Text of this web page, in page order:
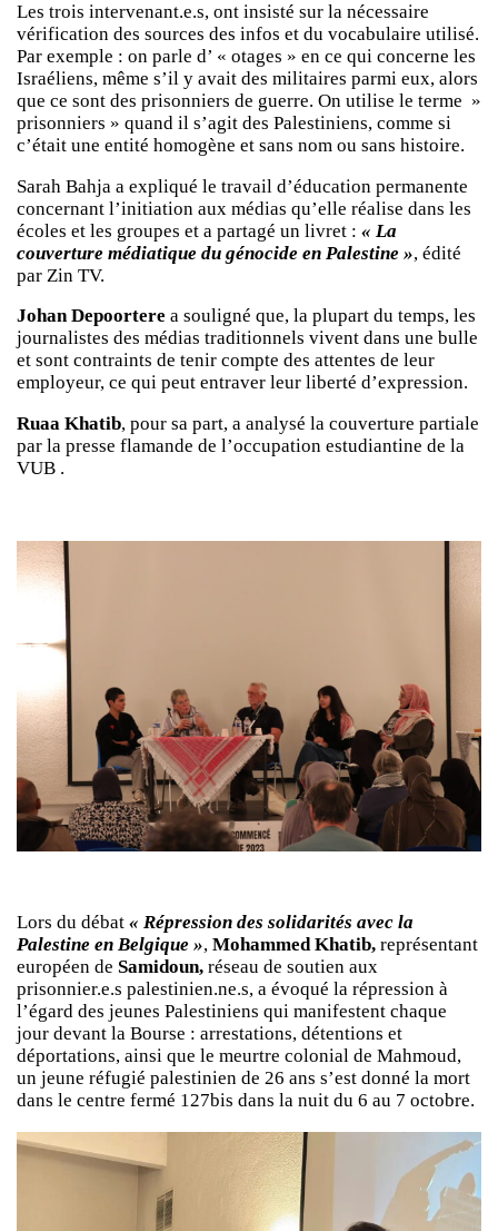
Les trois intervenant.e.s, ont insisté sur la nécessaire
vérification des sources des infos et du vocabulaire utilisé.
Par exemple : on parle d’ « otages » en ce qui concerne les
Israéliens, même s’il y avait des militaires parmi eux, alors
que ce sont des prisonniers de guerre. On utilise le terme »
prisonniers » quand il s’agit des Palestiniens, comme si
c’était une entité homogène et sans nom ou sans histoire.
Sarah Bahja a expliqué le travail d’éducation permanente
concernant l’initiation aux médias qu’elle réalise dans les
écoles et les groupes et a partagé un livret : « La
couverture médiatique du génocide en Palestine », édité
par Zin TV.
Johan Depoortere a souligné que, la plupart du temps, les
journalistes des médias traditionnels vivent dans une bulle
et sont contraints de tenir compte des attentes de leur
employeur, ce qui peut entraver leur liberté d’expression.
Ruaa Khatib, pour sa part, a analysé la couverture partiale
par la presse flamande de l’occupation estudiantine de la
VUB .
Lors du débat « Répression des solidarités avec la
Palestine en Belgique », Mohammed Khatib, représentant
européen de Samidoun, réseau de soutien aux
prisonnier.e.s palestinien.ne.s, a évoqué la répression à
l’égard des jeunes Palestiniens qui manifestent chaque
jour devant la Bourse : arrestations, détentions et
déportations, ainsi que le meurtre colonial de Mahmoud,
un jeune réfugié palestinien de 26 ans s’est donné la mort
dans le centre fermé 127bis dans la nuit du 6 au 7 octobre.